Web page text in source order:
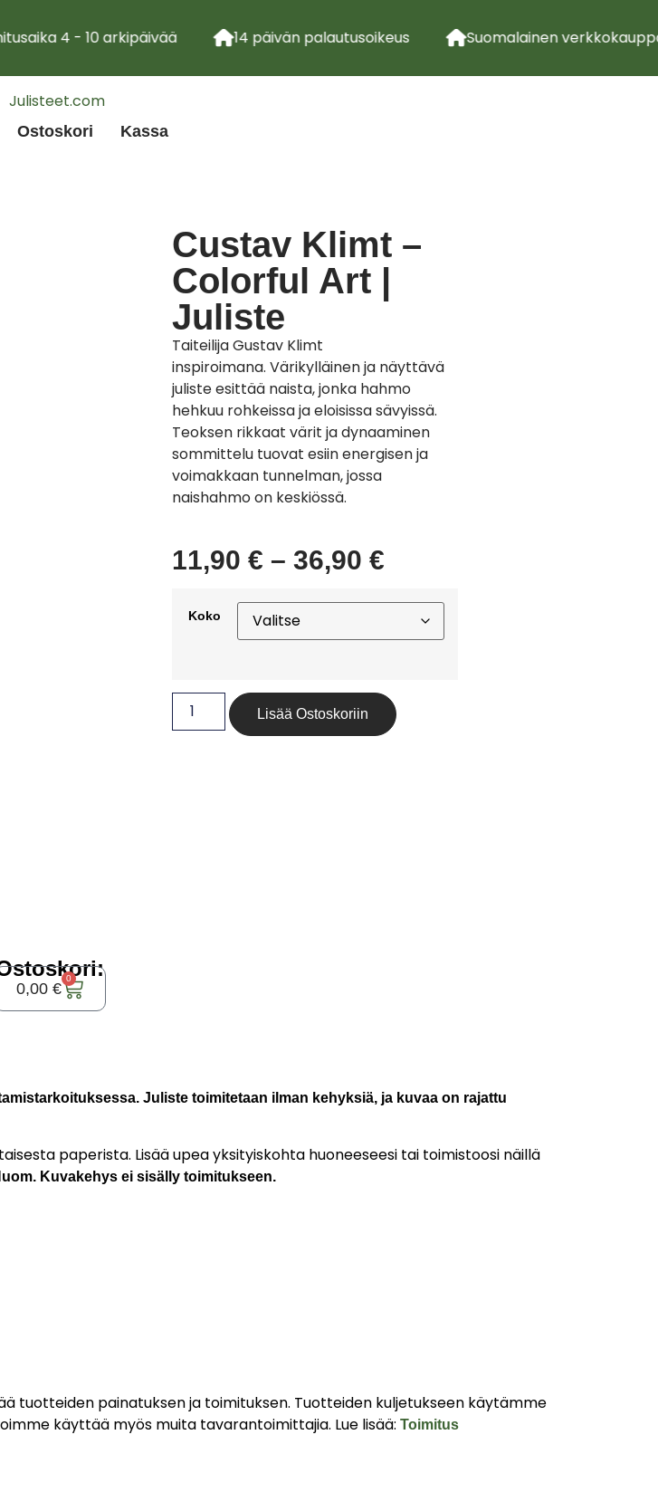
4 - 10 arkipäivää 14 päivän palautusoikeus Suomalainen verkkokauppa
Ostoskori Kassa
Custav Klimt –
Colorful Art |
Juliste
Taiteilija Gustav Klimt
inspiroimana. Värikylläinen ja näyttävä
juliste esittää naista, jonka hahmo
hehkuu rohkeissa ja eloisissa sävyissä.
Teoksen rikkaat värit ja dynaaminen
sommittelu tuovat esiin energisen ja
voimakkaan tunnelman, jossa
naishahmo on keskiössä.
11,90€ – 36,90€
Koko
Lisää Ostoskoriin
0,00 €
0
Juliste toimitetaan ilman kehyksiä, ja kuvaa on rajattu
paperista. Lisää upea yksityiskohta huoneeseesi tai toimistoosi näillä
Kuvakehys ei sisälly toimitukseen.
tuotteiden painatuksen ja toimituksen. Tuotteiden kuljetukseen käytämme
käyttää myös muita tavarantoimittajia. Lue lisää: Toimitus